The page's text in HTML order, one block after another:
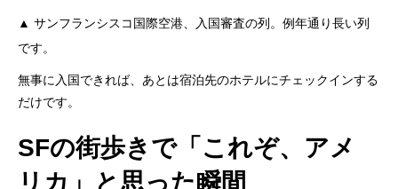
▲ サンフランシスコ国際空港、入国審査の列。例年通り長い列
です。
無事に入国できれば、あとは宿泊先のホテルにチェックインする
だけです。
SFの街歩きで「これぞ、アメ
リカ」と思った瞬間